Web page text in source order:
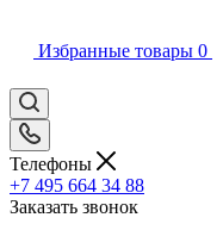
Избранные товары 0
Телефоны
+7 495 664 34 88
Заказать звонок